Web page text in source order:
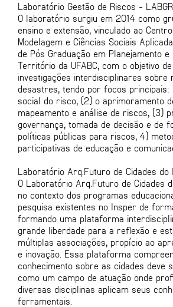
Laboratório Gestão de Riscos -
O laboratório surgiu em 2014 como
ensino e extensão, vinculado ao
Modelagem e Ciências Sociais
de Pós Graduação em Planejamento e
Território da UFABC, com o objetivo
investigações interdisciplinares sobre
desastres, tendo por focos
social do risco, (2) o aprimoramento
mapeamento e análise de riscos, (3)
governança, tomada de decisão e de
políticas públicas para riscos, 4)
participativas de educação e
Laboratório Arq.Futuro de Cidades do
O Laboratório Arq.Futuro de Cidades
no contexto dos programas
pesquisa existentes no Insper de
formando uma plataforma
grande liberdade para a reflexão e
múltiplas associações, propício ao
e inovação. Essa plataforma
conhecimento sobre as cidades deve
como um campo de atuação onde
diversas disciplinas aplicam seus
ferramentais.